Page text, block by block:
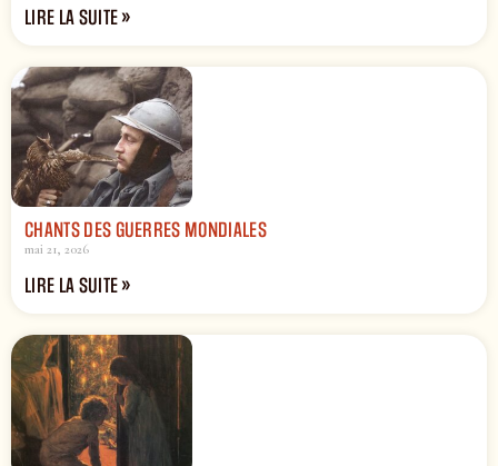
LIRE LA SUITE »
CHANTS DES GUERRES MONDIALES
mai 21, 2026
LIRE LA SUITE »